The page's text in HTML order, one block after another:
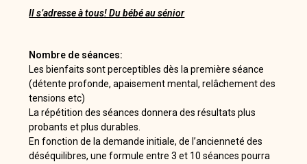
Il s’adresse à tous! Du bébé au sénior
Nombre de séances:
Les bienfaits sont perceptibles dès la première séance
(détente profonde, apaisement mental, relâchement des
tensions etc)
La répétition des séances donnera des résultats plus
probants et plus durables.
En fonction de la demande initiale, de l’ancienneté des
déséquilibres, une formule entre 3 et 10 séances pourra